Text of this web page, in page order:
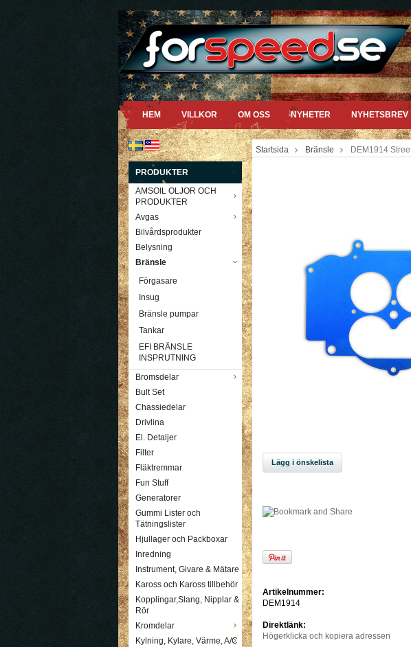
HEM VILLKOR OM OSS NYHETER NYHETSBREV
PRODUKTER
AMSOIL OLJOR OCH
PRODUKTER
Avgas
Bilvårdsprodukter
Belysning
Bränsle
Förgasare
Insug
Bränsle pumpar
Tankar
EFI BRÄNSLE
INSPRUTNING
Bromsdelar
Bult Set
Chassiedelar
Drivlina
El. Detaljer
Filter
Fläktremmar
Fun Stuff
Generatorer
Gummi Lister och
Tätningslister
Hjullager och Packboxar
Inredning
Instrument, Givare & Mätare
Kaross och Kaross tillbehör
Kopplingar,Slang, Nipplar &
Rör
Kromdelar
Kylning, Kylare, Värme, A/C
Startsida Bränsle DEM1914
Lägg i önskelista
Artikelnummer:
DEM1914
Direktlänk:
Högerklicka och kopiera adressen